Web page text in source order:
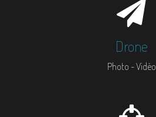
Drone
Photo - Vidéo